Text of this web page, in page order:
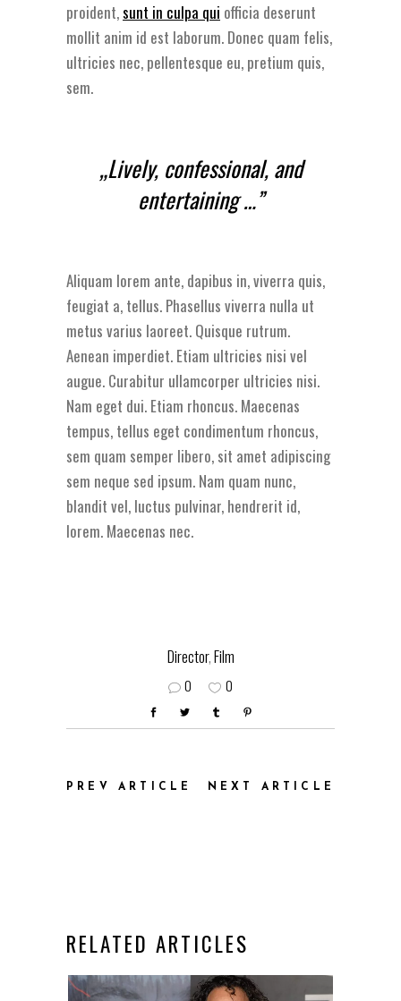
proident,sunt in culpa qui officia deserunt
mollit anim id est laborum. Donec quam felis,
ultricies nec, pellentesque eu, pretium quis,
sem.
„Lively, confessional, and
entertaining …”
Aliquam lorem ante, dapibus in, viverra quis,
feugiat a, tellus. Phasellus viverra nulla ut
metus varius laoreet. Quisque rutrum.
Aenean imperdiet. Etiam ultricies nisi vel
augue. Curabitur ullamcorper ultricies nisi.
Nam eget dui. Etiam rhoncus. Maecenas
tempus, tellus eget condimentum rhoncus,
sem quam semper libero, sit amet adipiscing
sem neque sed ipsum. Nam quam nunc,
blandit vel, luctus pulvinar, hendrerit id,
lorem. Maecenas nec.
Director,Film
0 0
PREV ARTICLE NEXT ARTICLE
RELATED ARTICLES